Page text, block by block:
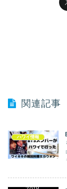
関連記事
ハワイ情報